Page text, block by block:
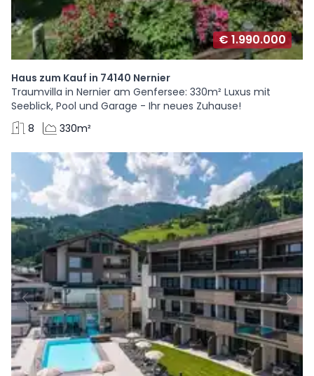
€ 1.990.000
Haus zum Kauf in 74140 Nernier
Traumvilla in Nernier am Genfersee: 330m² Luxus mit
Seeblick, Pool und Garage - Ihr neues Zuhause!
8
330m²